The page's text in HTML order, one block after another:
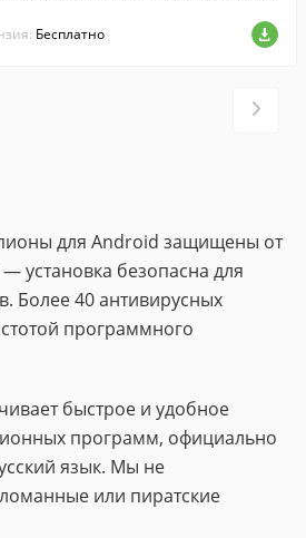
Бесплатно
для Android защищены от
установка безопасна для
Более 40 антивирусных
программного
быстрое и удобное
программ, официально
язык. Мы не
или пиратские